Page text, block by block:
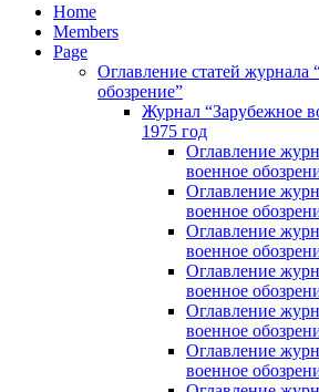
Home
Members
Page
Оглавление статей журнала
обозрение”
Журнал “Зарубежное
1975 год
Оглавление
военное
Оглавление
военное
Оглавление
военное
Оглавление
военное
Оглавление
военное
Оглавление
военное